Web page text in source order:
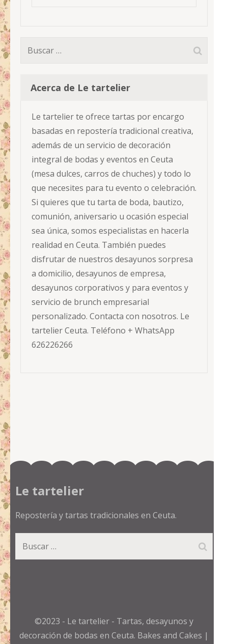
Buscar:
Acerca de Le tartelier
Le tartelier te ofrece tartas por encargo
basadas en repostería tradicional creativa,
además de un servicio de decoración
integral de bodas y eventos en Ceuta
(mesa dulces, carros de chuches) y todo lo
que necesites para tu evento o celebración.
Si quieres que tu tarta de boda, bautizo,
comunión, aniversario u ocasión especial
sea única, somos especialistas en hacerla
realidad en Ceuta. También puedes
disfrutar de nuestros desayunos sorpresa
a domicilio, desayunos de empresa,
desayunos corporativos y para eventos y
servicio de brunch empresarial
personalizado. Contacta con nosotros. Le
tartelier Ceuta. Teléfono + WhatsApp
626226266
Le tartelier
Repostería y tartas tradicionales en Ceuta.
Buscar:
©2023 - Le tartelier - Tartas, desayunos y
decoración de bodas en Ceuta. Bakes and Cakes |